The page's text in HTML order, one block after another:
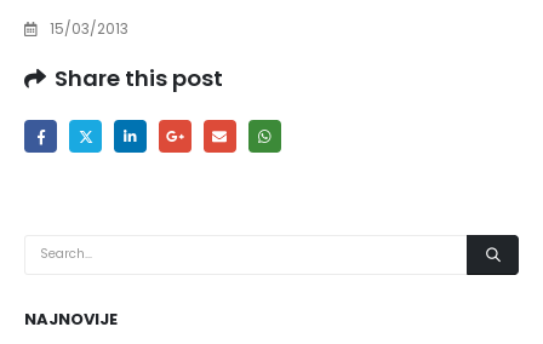
15/03/2013
Share this post
NAJNOVIJE